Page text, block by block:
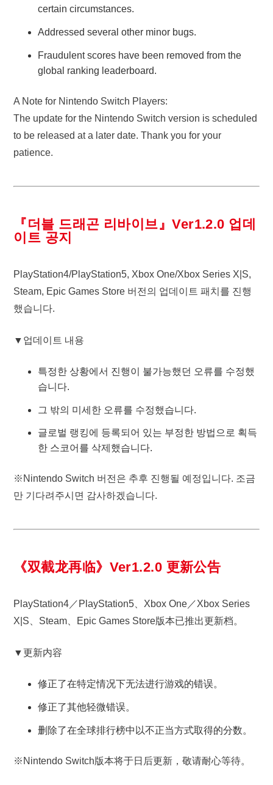
certain circumstances.
Addressed several other minor bugs.
Fraudulent scores have been removed from the
global ranking leaderboard.
A Note for Nintendo Switch Players:
The update for the Nintendo Switch version is scheduled
to be released at a later date. Thank you for your
patience.
『더블 드래곤 리바이브』Ver1.2.0 업데
이트 공지
PlayStation4/PlayStation5, Xbox One/Xbox Series X|S,
Steam, Epic Games Store 버전의 업데이트 패치를 진행
했습니다.
▼업데이트 내용
특정한 상황에서 진행이 불가능했던 오류를 수정했
습니다.
그 밖의 미세한 오류를 수정했습니다.
글로벌 랭킹에 등록되어 있는 부정한 방법으로 획득
한 스코어를 삭제했습니다.
※Nintendo Switch 버전은 추후 진행될 예정입니다. 조금
만 기다려주시면 감사하겠습니다.
《双截龙再临》Ver1.2.0 更新公告
PlayStation4／PlayStation5、Xbox One／Xbox Series
X|S、Steam、Epic Games Store版本已推出更新档。
▼更新内容
修正了在特定情况下无法进行游戏的错误。
修正了其他轻微错误。
删除了在全球排行榜中以不正当方式取得的分数。
※Nintendo Switch版本将于日后更新，敬请耐心等待。